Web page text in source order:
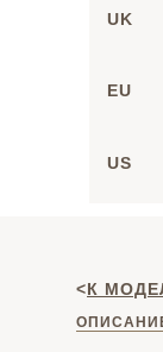
UK
EU
US
<К